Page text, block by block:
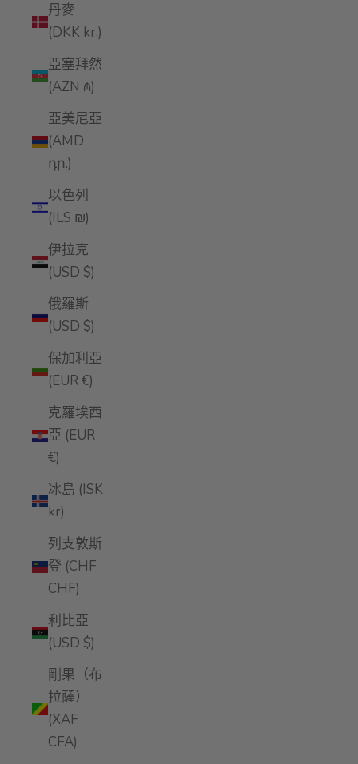
丹麥
(DKK kr.)
亞塞拜然
(AZN ₼)
亞美尼亞
(AMD
դր.)
以色列
(ILS ₪)
伊拉克
(USD $)
俄羅斯
(USD $)
保加利亞
(EUR €)
克羅埃西
亞 (EUR
€)
冰島 (ISK
kr)
列支敦斯
登 (CHF
CHF)
利比亞
(USD $)
剛果（布
拉薩）
(XAF
CFA)